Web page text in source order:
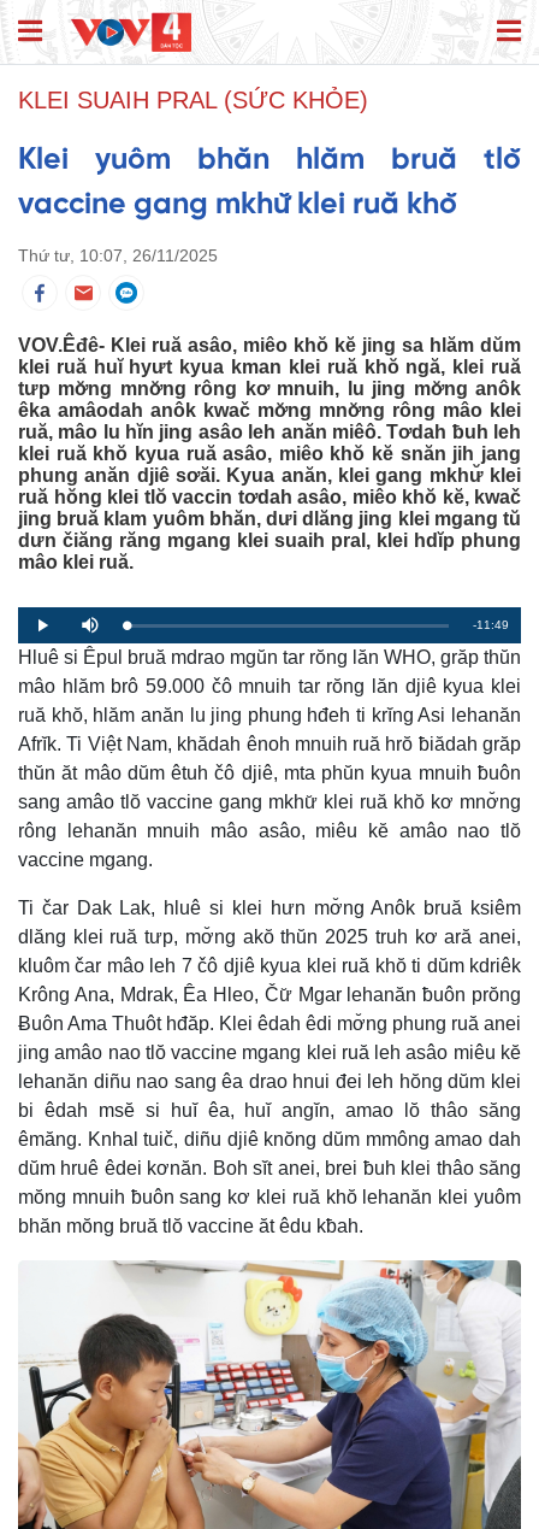
KLEI SUAIH PRAL (SỨC KHỎE)
Klei yuôm bhăn hlăm bruă tlŏ
vaccine gang mkhư̆ klei ruă khŏ
Thứ tư, 10:07, 26/11/2025
VOV.Êđê- Klei ruă asâo, miêo khŏ kĕ jing sa hlăm dŭm
klei ruă huĭ hyưt kyua kman klei ruă khŏ ngă, klei ruă
tưp mơ̆ng mnơ̆ng rông kơ mnuih, lu jing mơ̆ng anôk
êka amâodah anôk kwač mơ̆ng mnơ̆ng rông mâo klei
ruă, mâo lu hĭn jing asâo leh anăn miêô. Tơdah ƀuh leh
klei ruă khŏ kyua ruă asâo, miêo khŏ kĕ snăn jih jang
phung anăn djiê sơăi. Kyua anăn, klei gang mkhư̆ klei
ruă hŏng klei tlŏ vaccin tơdah asâo, miêo khŏ kĕ, kwač
jing bruă klam yuôm bhăn, dưi dlăng jing klei mgang tŭ
dưn čiăng răng mgang klei suaih pral, klei hdĭp phung
mâo klei ruă.
P
l
a
y
M
u
t
e
L
o
a
d
e
d
0
%
P
r
o
g
e
s
0
%
R
e
m
n
i
g
m
e
-11:49
Hluê si Êpul bruă mdrao mgŭn tar rŏng lăn WHO, grăp thŭn
mâo hlăm brô 59.000 čô mnuih tar rŏng lăn djiê kyua klei
ruă khŏ, hlăm anăn lu jing phung hđeh ti krĭng Asi lehanăn
Afrĭk. Ti Việt Nam, khădah ênoh mnuih ruă hrŏ ƀiădah grăp
thŭn ăt mâo dŭm êtuh čô djiê, mta phŭn kyua mnuih ƀuôn
sang amâo tlŏ vaccine gang mkhư̆ klei ruă khŏ kơ mnơ̆ng
rông lehanăn mnuih mâo asâo, miêu kĕ amâo nao tlŏ
vaccine mgang.
Ti čar Dak Lak, hluê si klei hưn mơ̆ng Anôk bruă ksiêm
dlăng klei ruă tưp, mơ̆ng akŏ thŭn 2025 truh kơ ară anei,
kluôm čar mâo leh 7 čô djiê kyua klei ruă khŏ ti dŭm kdriêk
Krông Ana, Mdrak, Êa Hleo, Čư̆ Mgar lehanăn ƀuôn prŏng
Ƀuôn Ama Thuôt hđăp. Klei êdah êdi mơ̆ng phung ruă anei
jing amâo nao tlŏ vaccine mgang klei ruă leh asâo miêu kĕ
lehanăn diñu nao sang êa drao hnui đei leh hŏng dŭm klei
bi êdah msĕ si huĭ êa, huĭ angĭn, amao lŏ thâo săng
êmăng. Knhal tuič, diñu djiê knŏng dŭm mmông amao dah
dŭm hruê êdei kơnăn. Boh sĭt anei, brei ƀuh klei thâo săng
mŏng mnuih ƀuôn sang kơ klei ruă khŏ lehanăn klei yuôm
bhăn mŏng bruă tlŏ vaccine ăt êdu kƀah.